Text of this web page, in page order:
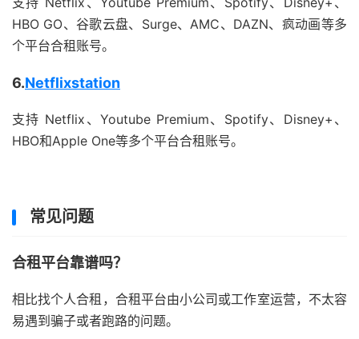
HBO GO、谷歌云盘、Surge、AMC、DAZN、疯动画等多
个平台合租账号。
6.Netflixstation
支持 Netflix、Youtube Premium、Spotify、Disney+、
HBO和Apple One等多个平台合租账号。
常见问题
合租平台靠谱吗？
相比找个人合租，合租平台由小公司或工作室运营，不太容
易遇到骗子或者跑路的问题。